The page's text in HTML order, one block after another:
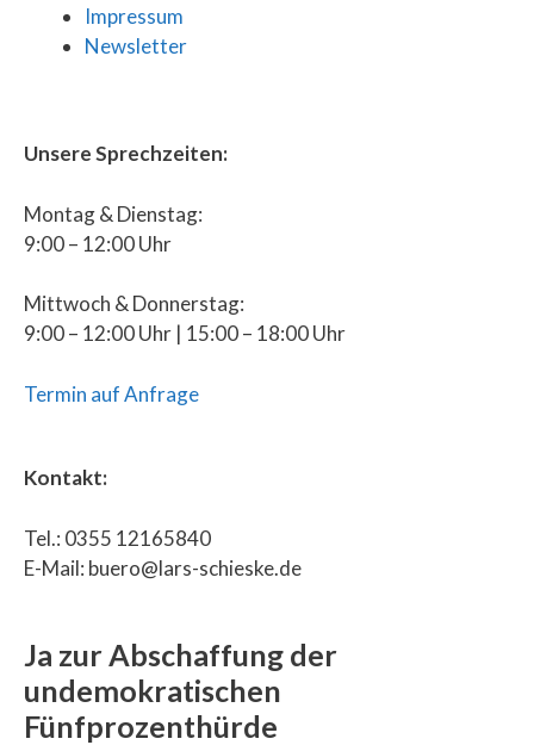
Impressum
Newsletter
Unsere Sprechzeiten:
Montag & Dienstag:
9:00 – 12:00 Uhr
Mittwoch & Donnerstag:
9:00 – 12:00 Uhr | 15:00 – 18:00 Uhr
Termin auf Anfrage
Kontakt:
Tel.: 0355 12165840
E-Mail: buero@lars-schieske.de
Ja zur Abschaffung der
undemokratischen
Fünfprozenthürde